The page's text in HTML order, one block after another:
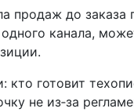
продаж до
канала,
кто готовит
не из‑за